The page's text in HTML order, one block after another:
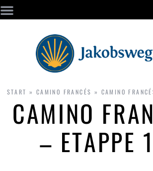
START » CAMINO FRANCÉS » CAMINO
CAMINO
– ETAPPE